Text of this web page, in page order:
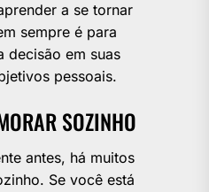
a se tornar
sempre é para
decisão em suas
pessoais.
SOZINHO
antes, há muitos
Se você está